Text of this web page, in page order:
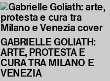
GABRIELLE GOLIATH:
ARTE, PROTESTA E
CURA TRA MILANO E
VENEZIA